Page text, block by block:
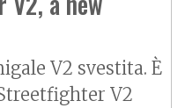
V2 svestita. È
V2